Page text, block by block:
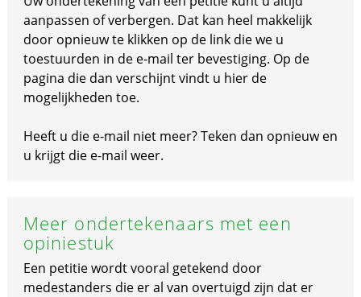
aanpassen of verbergen. Dat kan heel makkelijk
door opnieuw te klikken op de link die we u
toestuurden in de e-mail ter bevestiging. Op de
pagina die dan verschijnt vindt u hier de
mogelijkheden toe.
Heeft u die e-mail niet meer? Teken dan opnieuw en
u krijgt die e-mail weer.
Meer ondertekenaars met een
opiniestuk
Een petitie wordt vooral getekend door
medestanders die er al van overtuigd zijn dat er